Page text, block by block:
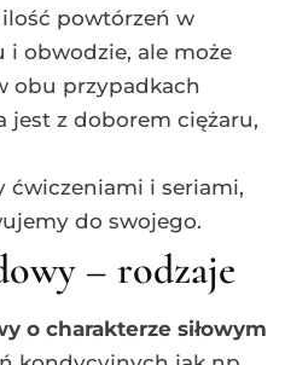
ilość powtórzeń w
i obwodzie, ale może
obu przypadkach
jest z doborem ciężaru,
ćwiczeniami i seriami,
do swojego.
– rodzaje
o charakterze siłowym